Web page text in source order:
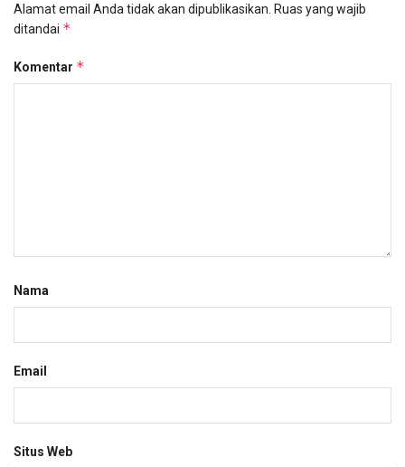
Alamat email Anda tidak akan dipublikasikan. Ruas yang wajib
ditandai *
Komentar *
Nama
Email
Situs Web